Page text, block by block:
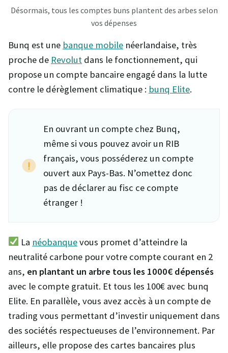
Désormais, tous les comptes buns plantent des arbes selon
vos dépenses
Bunq est une banque mobile néerlandaise, très
proche de Revolut dans le fonctionnement, qui
propose un compte bancaire engagé dans la lutte
contre le dérèglement climatique : bunq Elite.
En ouvrant un compte chez Bunq,
même si vous pouvez avoir un RIB
français, vous posséderez un compte
ouvert aux Pays-Bas. N’omettez donc
pas de déclarer au fisc ce compte
étranger !
La néobanquevous promet d’atteindre la
neutralité carbone pour votre compte courant en 2
ans, en plantant un arbre tous les 1000€ dépensés
avec le compte gratuit. Et tous les 100€ avec bunq
Elite. En parallèle, vous avez accès à un compte de
trading vous permettant d’investir uniquement dans
des sociétés respectueuses de l’environnement. Par
ailleurs, elle propose des cartes bancaires plus